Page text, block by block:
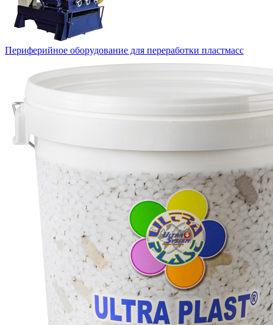
Периферийное оборудование для переработки пластмасс